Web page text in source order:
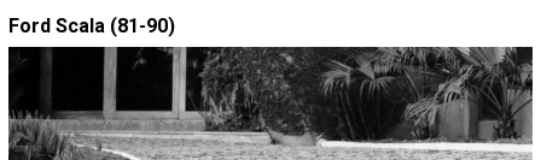
Ford Scala (81-90)